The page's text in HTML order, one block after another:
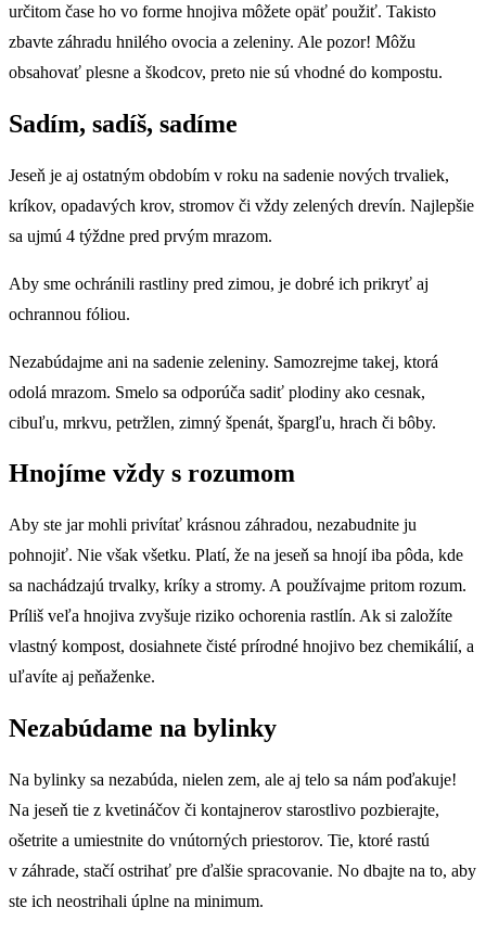
určitom čase ho vo forme hnojiva môžete opäť použiť. Takisto
zbavte záhradu hnilého ovocia a zeleniny. Ale pozor! Môžu
obsahovať plesne a škodcov, preto nie sú vhodné do kompostu.
Sadím, sadíš, sadíme
Jeseň je aj ostatným obdobím v roku na sadenie nových trvaliek,
kríkov, opadavých krov, stromov či vždy zelených drevín. Najlepšie
sa ujmú 4 týždne pred prvým mrazom.
Aby sme ochránili rastliny pred zimou, je dobré ich prikryť aj
ochrannou fóliou.
Nezabúdajme ani na sadenie zeleniny. Samozrejme takej, ktorá
odolá mrazom. Smelo sa odporúča sadiť plodiny ako cesnak,
cibuľu, mrkvu, petržlen, zimný špenát, špargľu, hrach či bôby.
Hnojíme vždy s rozumom
Aby ste jar mohli privítať krásnou záhradou, nezabudnite ju
pohnojiť. Nie však všetku. Platí, že na jeseň sa hnojí iba pôda, kde
sa nachádzajú trvalky, kríky a stromy. A používajme pritom rozum.
Príliš veľa hnojiva zvyšuje riziko ochorenia rastlín. Ak si založíte
vlastný kompost, dosiahnete čisté prírodné hnojivo bez chemikálií, a
uľavíte aj peňaženke.
Nezabúdame na bylinky
Na bylinky sa nezabúda, nielen zem, ale aj telo sa nám poďakuje!
Na jeseň tie z kvetináčov či kontajnerov starostlivo pozbierajte,
ošetrite a umiestnite do vnútorných priestorov. Tie, ktoré rastú
v záhrade, stačí ostrihať pre ďalšie spracovanie. No dbajte na to, aby
ste ich neostrihali úplne na minimum.